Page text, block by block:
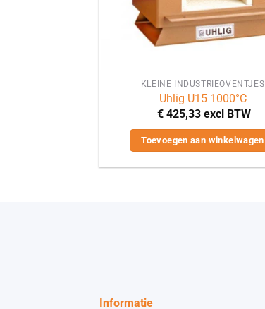
KLEINE INDUSTRIEOVENTJES
Uhlig U15 1000°C
€ 425,33 excl BTW
Toevoegen aan winkelwagen
Informatie